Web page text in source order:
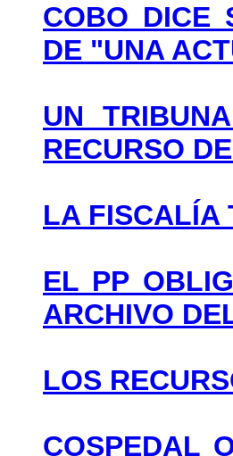
COBO DICE
DE "UNA
UN
RECURSO
LA FISCALÍA
EL PP
ARCHIVO
LOS
COSPEDAL